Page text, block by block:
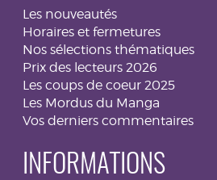
Les nouveautés
Horaires et fermetures
Nos sélections thématiques
Prix des lecteurs 2026
Les coups de coeur 2025
Les Mordus du Manga
Vos derniers commentaires
INFORMATIONS